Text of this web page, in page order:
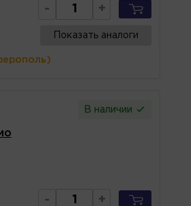
- +
Показать аналоги
В наличии
- +